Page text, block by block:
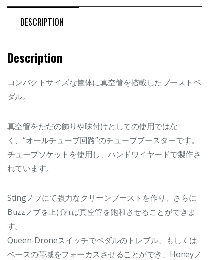
DESCRIPTION
Description
コンパクトサイズな筐体に真空管を搭載したブーストペ
ダル。
真空管をただの飾りや味付けとしての使用ではな
く、“オールチューブ回路”のチューブブースターです。
チューブソケットを使用し、ハンドワイヤードで製作さ
れています。
Stingノブにて強力なクリーンブーストを作り、さらに
Buzzノブを上げれば真空管を飽和させることができま
す。
Queen-Droneスイッチでペダルのトレブル、もしくは
ベースの帯域をフォーカスさせることができ、Honeyノ